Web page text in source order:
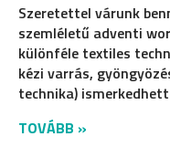
Szeretettel várunk
szemléletű adventi
különféle textiles
kézi varrás,
technika)
TOVÁBB »